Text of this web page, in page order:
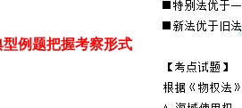
例题把握考察形式